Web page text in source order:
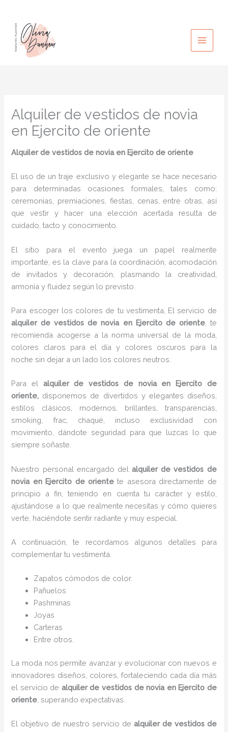
contenido
Alquiler de vestidos de novia
en Ejercito de oriente
Alquiler de vestidos de novia en Ejercito de oriente
El uso de un traje exclusivo y elegante se hace necesario
para determinadas ocasiones formales, tales como:
ceremonias, premiaciones, fiestas, cenas, entre otras, así
que vestir y hacer una elección acertada resulta de
cuidado, tacto y conocimiento.
El sitio para el evento juega un papel realmente
importante, es la clave para la coordinación, acomodación
de invitados y decoración, plasmando la creatividad,
armonía y fluidez según lo previsto.
Para escoger los colores de tu vestimenta, El servicio de
alquiler de vestidos de novia en Ejercito de oriente, te
recomienda acogerse a la norma universal de la moda,
colores claros para el día y colores oscuros para la
noche sin dejar a un lado los colores neutros.
Para el alquiler de vestidos de novia
en Ejercito de
oriente, disponemos de divertidos y elegantes diseños,
estilos clásicos, modernos, brillantes, transparencias,
smoking, frac, chaqué, incluso exclusividad con
movimiento, dándote seguridad para que luzcas lo que
siempre soñaste.
Nuestro personal encargado delalquiler de vestidos de
novia en Ejercito de oriente te asesora directamente de
principio a fin, teniendo en cuenta tu carácter y estilo,
ajustándose a lo que realmente necesitas y cómo quieres
verte, haciéndote sentir radiante y muy especial.
A continuación, te recordamos algunos detalles para
complementar tu vestimenta.
Zapatos cómodos de color.
Pañuelos
Pashminas
Joyas
Carteras
Entre otros.
La moda nos permite avanzar y evolucionar con nuevos e
innovadores diseños, colores, fortaleciendo cada día más
el servicio de alquiler de vestidos de novia en Ejercito de
oriente , superando expectativas.
El objetivo de nuestro servicio de alquiler de vestidos de